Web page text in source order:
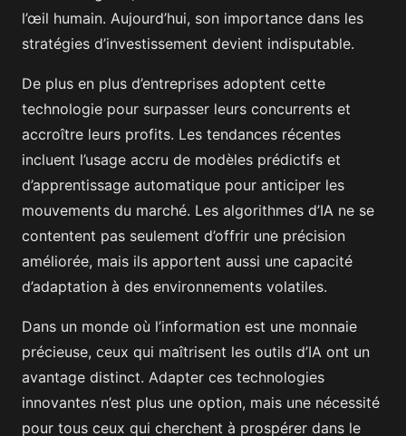
l’œil humain. Aujourd’hui, son importance dans les
stratégies d’investissement devient indisputable.
De plus en plus d’entreprises adoptent cette
technologie pour surpasser leurs concurrents et
accroître leurs profits. Les tendances récentes
incluent l’usage accru de modèles prédictifs et
d’apprentissage automatique pour anticiper les
mouvements du marché. Les algorithmes d’IA ne se
contentent pas seulement d’offrir une précision
améliorée, mais ils apportent aussi une capacité
d’adaptation à des environnements volatiles.
Dans un monde où l’information est une monnaie
précieuse, ceux qui maîtrisent les outils d’IA ont un
avantage distinct. Adapter ces technologies
innovantes n’est plus une option, mais une nécessité
pour tous ceux qui cherchent à prospérer dans le